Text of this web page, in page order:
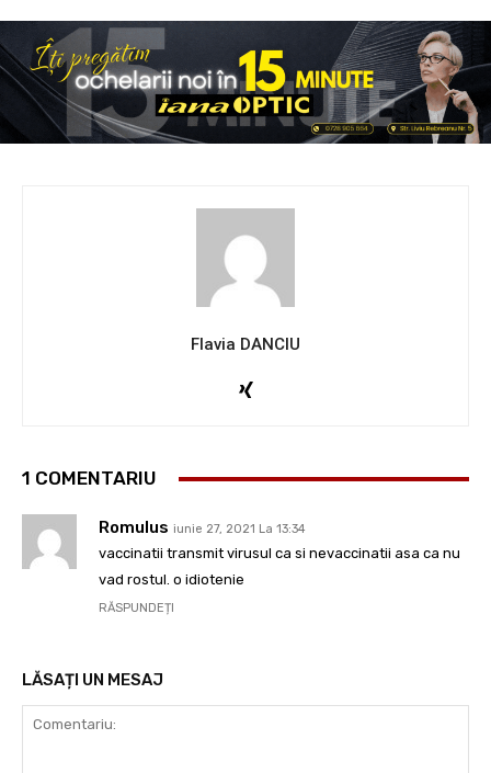
Flavia DANCIU
1 COMENTARIU
Romulus iunie 27, 2021 La 13:34
vaccinatii transmit virusul ca si nevaccinatii asa ca nu
vad rostul. o idiotenie
RĂSPUNDEȚI
LĂSAȚI UN MESAJ